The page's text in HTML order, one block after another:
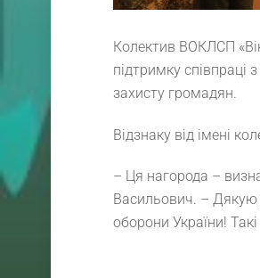
Колектив ВОКЛСП
підтримку співпраці
захисту громадян.
Відзнаку від імені
– Ця нагорода –
Васильович. – Дякую
оборони України!